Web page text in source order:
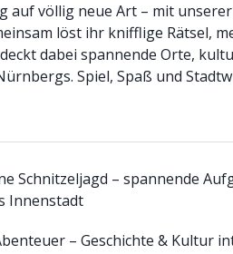
auf völlig neue Art – mit
löst ihr knifflige Rätsel,
dabei spannende Orte,
Spiel, Spaß und
Schnitzeljagd – spannende
Innenstadt
– Geschichte & Kultur